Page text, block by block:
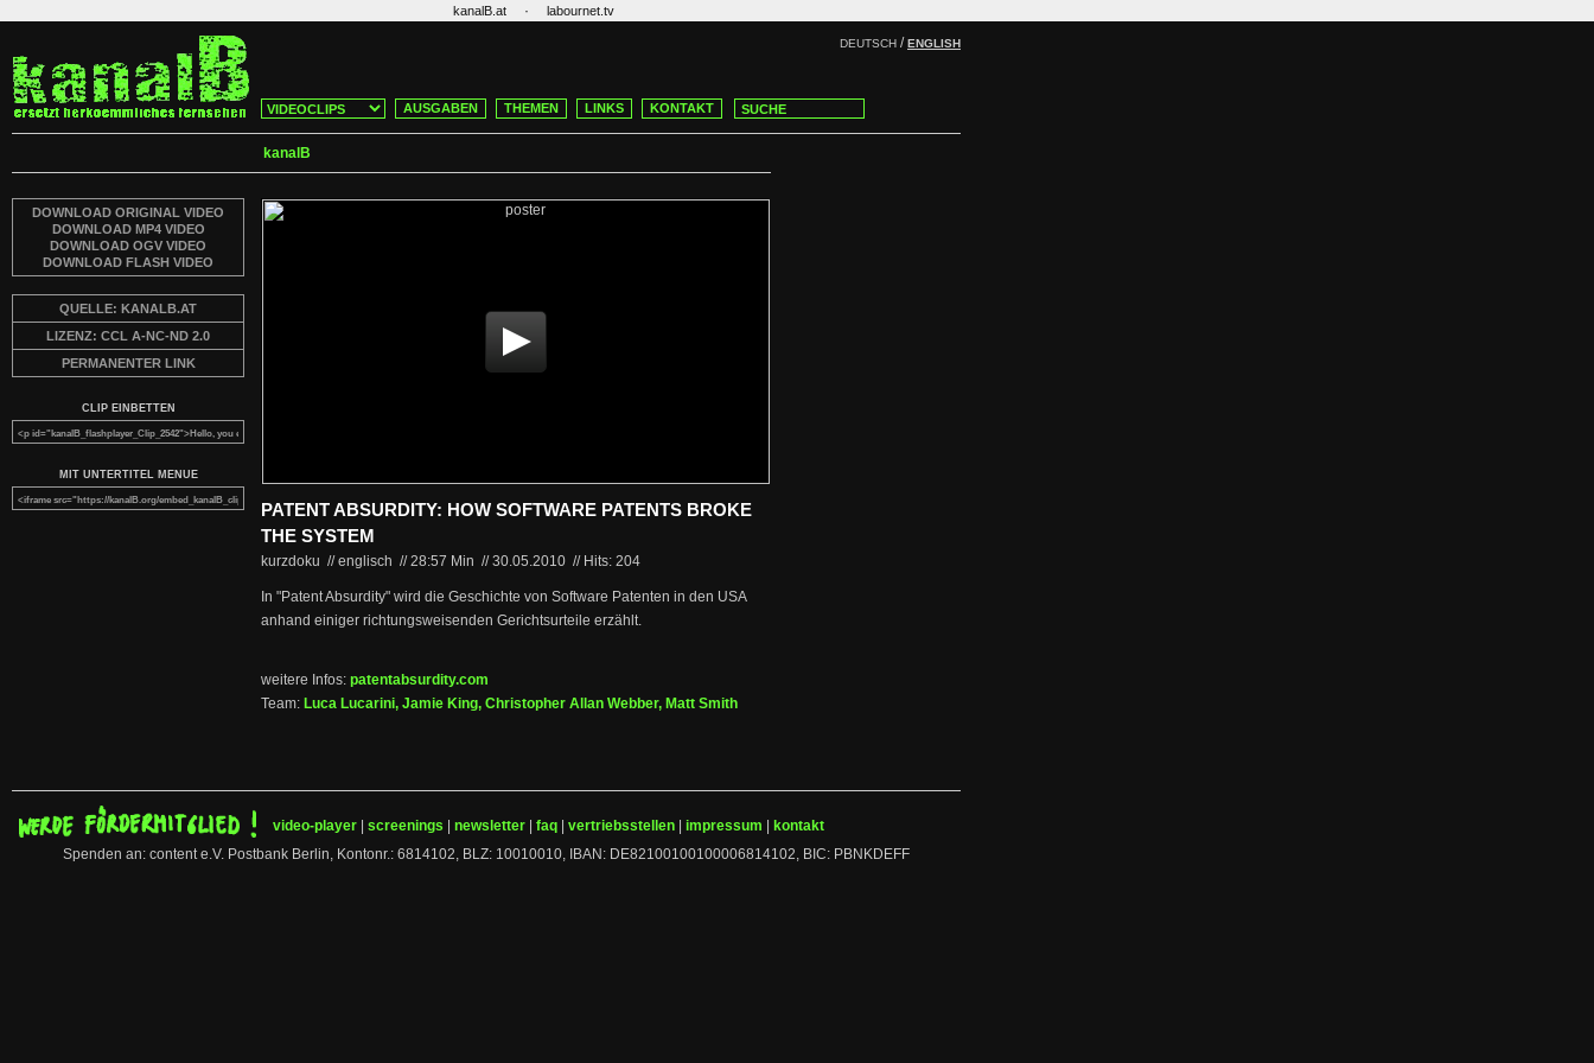
kanalB.at · labournet.tv
DEUTSCH /ENGLISH
AUSGABEN THEMEN LINKS KONTAKT
kanalB
DOWNLOAD ORIGINAL VIDEO
DOWNLOAD MP4 VIDEO
DOWNLOAD OGV VIDEO
DOWNLOAD FLASH VIDEO
QUELLE: KANALB.AT
LIZENZ: CCL A-NC-ND 2.0
PERMANENTER LINK
CLIP EINBETTEN
MIT UNTERTITEL MENUE
PATENT ABSURDITY: HOW SOFTWARE PATENTS BROKE
THE SYSTEM
kurzdoku // englisch //28:57 Min //30.05.2010 // Hits: 204
In "Patent Absurdity" wird die Geschichte von Software Patenten in den USA
anhand einiger richtungsweisenden Gerichtsurteile erzählt.
weitere Infos: patentabsurdity.com
Team: Luca Lucarini, Jamie King, Christopher Allan Webber, Matt Smith
video-player screenings newsletter faq vertriebsstellen impressum
kontakt
Spenden an: content e.V. Postbank Berlin, Kontonr.: 6814102, BLZ: 10010010, IBAN: DE82100100100006814102, BIC: PBNKDEFF